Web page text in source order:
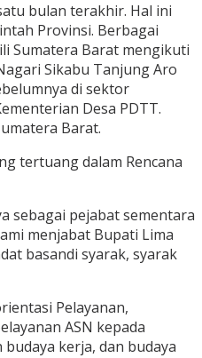
bulan terakhir. Hal ini
Provinsi. Berbagai
Sumatera Barat mengikuti
Sikabu Tanjung Aro
di sektor
Desa PDTT.
Barat.
tertuang dalam Rencana
sebagai pejabat sementara
menjabat Bupati Lima
basandi syarak, syarak
Pelayanan,
ASN kepada
kerja, dan budaya